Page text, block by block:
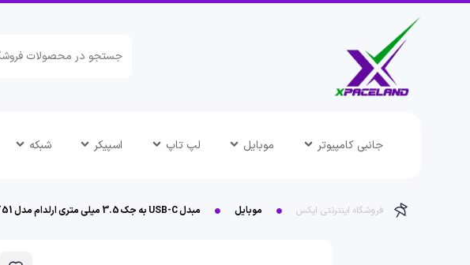
جانبی کامپیوتر موبایل لپ تاپ اسپیکر شبکه
فروشگاه اینترنتی ایکس موبایل مبدل USB-C به جک 3.5 میلی متری ارلدام مدل ET-OT51